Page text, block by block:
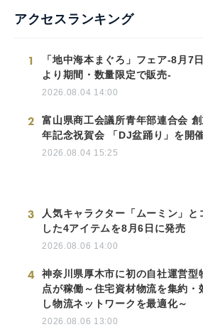
アクセスランキング
1
「地中海本まぐろ」フェア-8月7日
より期間・数量限定で販売-
2026.08.04 14:00
2
富山県商工会議所青年部連合会
年記念祝賀会 「DJ盆踊り」を開
2026.08.04 15:25
3
人気キャラクター「ムーミン」と
した4アイテムを8月6日に発売
2026.08.06 14:00
4
神奈川県厚木市に初の自社運営型
点が稼働～住宅資材物流を集約・
し物流ネットワークを最適化～
2026.08.06 13:00